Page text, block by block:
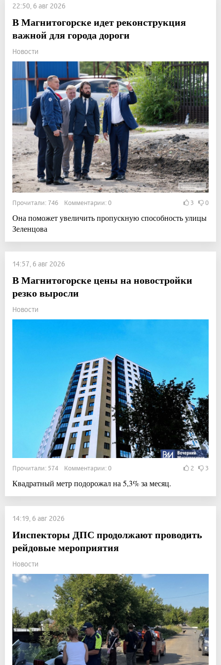
22:50, 6 авг 2026
В Магнитогорске идет реконструкция
важной для города дороги
Новости
Прочитали: 746 Комментарии: 0 3 0
Она поможет увеличить пропускную способность улицы
Зеленцова
14:57, 6 авг 2026
В Магнитогорске цены на новостройки
резко выросли
Новости
Прочитали: 574 Комментарии: 0 2 3
Квадратный метр подорожал на 5,3% за месяц.
14:19, 6 авг 2026
Инспекторы ДПС продолжают проводить
рейдовые мероприятия
Новости